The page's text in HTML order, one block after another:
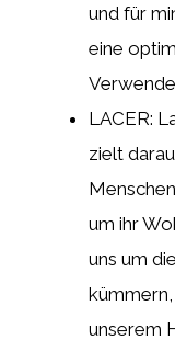
und für
eine
LACER:
zielt
um ihr
uns um
unserem